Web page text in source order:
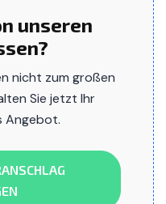
unseren
nicht zum großen
Sie jetzt Ihr
Angebot.